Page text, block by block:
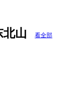
北山 看全部